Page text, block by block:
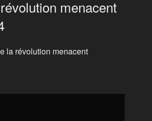
menacent
la révolution menacent